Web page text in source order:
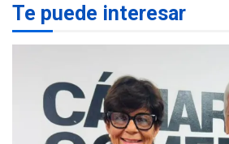
3
de
a Corazón
REGIONALES
Te puede interesar